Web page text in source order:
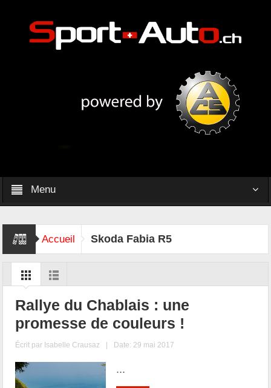
Menu
Accueil Skoda Fabia R5
Rallye du Chablais : une
promesse de couleurs !
Écrit par Isabelle Crausaz | Date: 29 mai 2017
...